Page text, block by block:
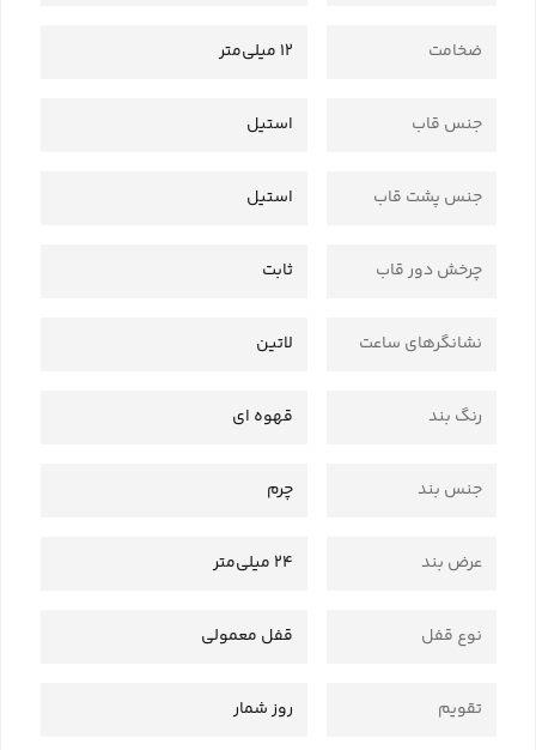
ضخامت 12 میلی‌متر
جنس قاب استیل
جنس پشت قاب استیل
چرخش دور قاب ثابت
نشانگرهای ساعت لاتین
رنگ بند قهوه ای
جنس بند چرم
عرض بند 24 میلی‌متر
نوع قفل قفل معمولی
تقویم روز شمار